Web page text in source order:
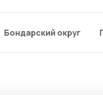
Бондарский округ